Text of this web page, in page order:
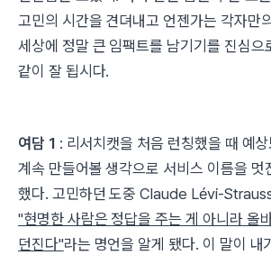
고민의 시간을 견뎌내고 언젠가는 각자만
세상에 정말 큰 임팩트를 남기기를 진심으
같이 잘 됩시다.
여담 1 : 리서치캣을 처음 런칭했을 때 예
계속 만들어볼 생각으로 서비스 이름을 멋
했다. 고민하던 도중 Claude Lévi-
"현명한 사람은 정답을 주는 게 아니라 올
던진다"라는 명언을 알게 됐다. 이 말이 내